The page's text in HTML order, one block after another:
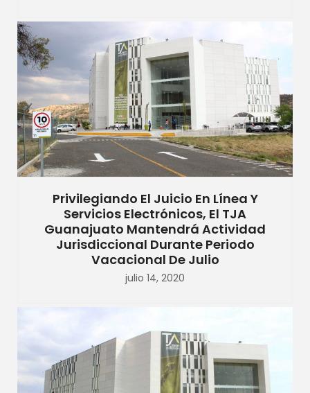
Privilegiando El Juicio En Línea Y
Servicios Electrónicos, El TJA
Guanajuato Mantendrá Actividad
Jurisdiccional Durante Periodo
Vacacional De Julio
julio 14, 2020